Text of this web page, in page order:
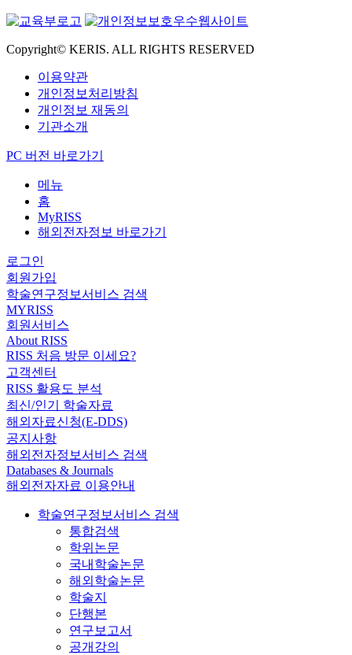
Copyright© KERIS. ALL RIGHTS RESERVED
이용약관
개인정보처리방침
개인정보 재동의
기관소개
PC 버전 바로가기
메뉴
홈
MyRISS
해외전자정보 바로가기
로그인
회원가입
학술연구정보서비스 검색
MYRISS
회원서비스
About RISS
RISS 처음 방문 이세요?
고객센터
RISS 활용도 분석
최신/인기 학술자료
해외자료신청(E-DDS)
공지사항
해외전자정보서비스 검색
Databases & Journals
해외전자자료 이용안내
학술연구정보서비스 검색
통합검색
학위논문
국내학술논문
해외학술논문
학술지
단행본
연구보고서
공개강의